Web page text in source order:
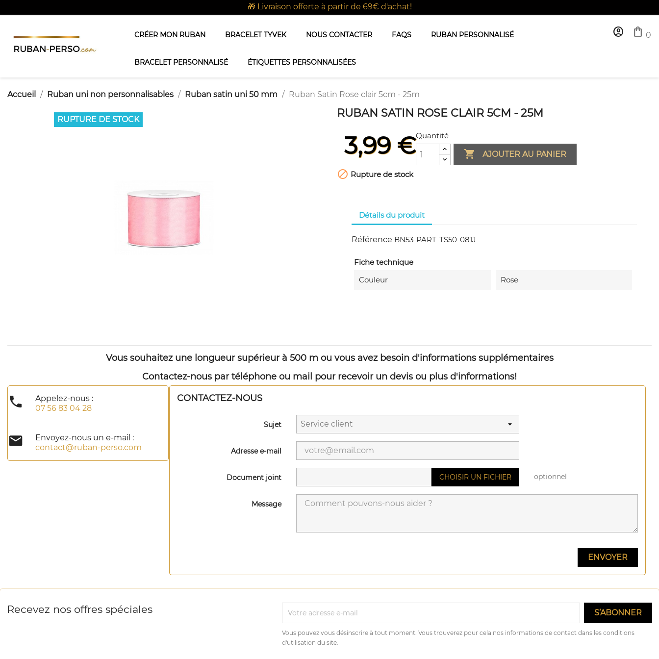
🎁 Livraison offerte à partir de 69€ d'achat!
CRÉER MON RUBAN BRACELET TYVEK NOUS CONTACTER FAQS RUBAN PERSONNALISÉ
BRACELET PERSONNALISÉ ÉTIQUETTES PERSONNALISÉES
shopping_bag 0
account_circle
Accueil Ruban uni non personnalisables Ruban satin uni 50 mm Ruban Satin Rose clair 5cm - 25m
RUPTURE DE STOCK RUBAN SATIN ROSE CLAIR 5CM - 25M
3,99 €Quantité
 AJOUTER AU PANIER
 Rupture de stock
Détails du produit
Référence BN53-PART-TS50-081J
Fiche technique
Couleur
Rose
Vous souhaitez une longueur supérieur à 500 m ou vous avez besoin d'informations supplémentaires
Contactez-nous par téléphone ou mail pour recevoir un devis ou plus d'informations!

Appelez-nous :
07 56 83 04 28

Envoyez-nous un e-mail :
contact@ruban-perso.com
CONTACTEZ-NOUS
Sujet
Adresse e-mail
Document joint CHOISIR UN FICHIER optionnel
Message
Recevez nos offres spéciales
Vous pouvez vous désinscrire à tout moment. Vous trouverez pour cela nos informations de contact dans les conditions
d'utilisation du site.